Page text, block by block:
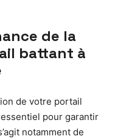
de la
battant à
de votre portail
pour garantir
notamment de